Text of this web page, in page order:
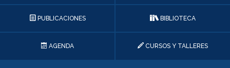
PUBLICACIONES BIBLIOTECA
AGENDA CURSOS Y TALLERES